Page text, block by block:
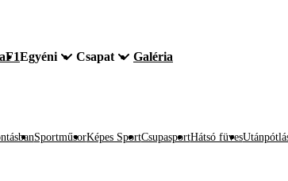
F1Egyéni Csapat Galéria
SportműsorKépes SportCsupasportHátsó füves